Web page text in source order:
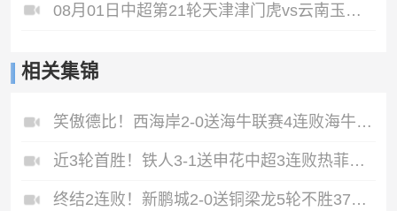
08月01日中超第21轮天津津门虎vs云南玉昆全场录像
相关集锦
笑傲德比！西海岸2-0送海牛联赛4连败海牛仍垫底西海岸升至第二
近3轮首胜！铁人3-1送申花中超3连败热菲尼奥双响邦本宜裕传射
终结2连败！新鹏城2-0送铜梁龙5轮不胜37岁姜至鹏破门韦斯利建功